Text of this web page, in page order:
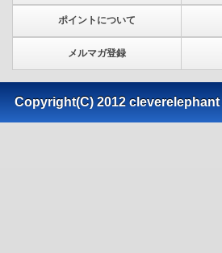
ポイントについて
メルマガ登録
Copyright(C) 2012